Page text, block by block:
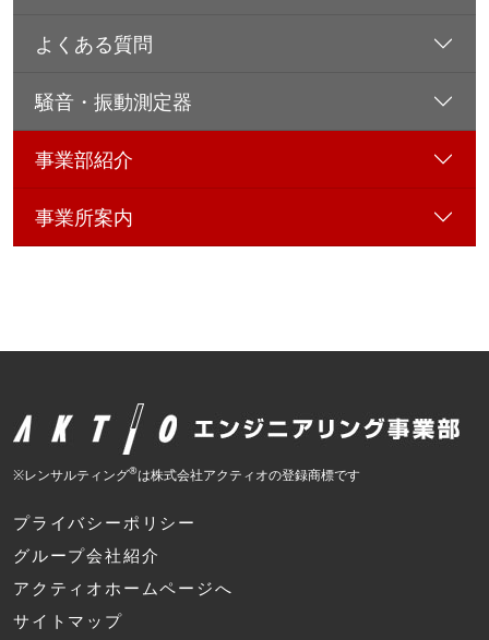
よくある質問
騒音・振動測定器
事業部紹介
事業所案内
※レンサルティング®は株式会社アクティオの登録商標です
プライバシーポリシー
グループ会社紹介
アクティオホームページへ
サイトマップ